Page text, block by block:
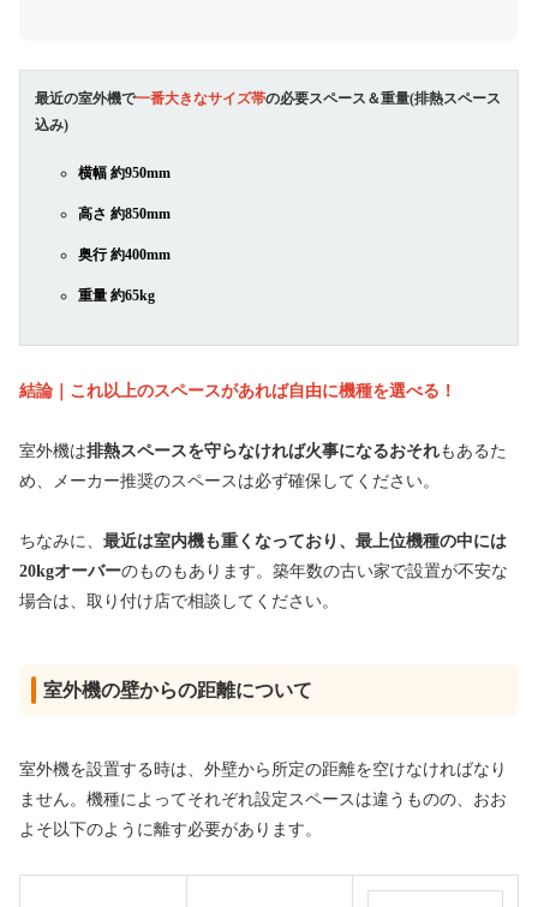
最近の室外機で一番大きなサイズ帯の必要スペース＆重量(排熱スペース
込み)
横幅 約950mm
高さ 約850mm
奥行 約400mm
重量 約65kg
結論｜これ以上のスペースがあれば自由に機種を選べる！
室外機は排熱スペースを守らなければ火事になるおそれもあるた
め、メーカー推奨のスペースは必ず確保してください。
ちなみに、 最近は室内機も重くなっており、最上位機種の中には
20kgオーバーのものもあります。築年数の古い家で設置が不安な
場合は、取り付け店で相談してください。
室外機の壁からの距離について
室外機を設置する時は、外壁から所定の距離を空けなければなり
ません。機種によってそれぞれ設定スペースは違うものの、おお
よそ以下のように離す必要があります。